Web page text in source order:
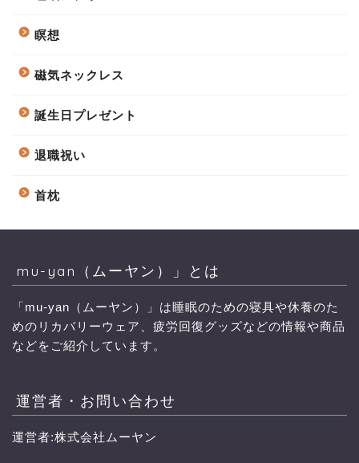
瞑想
磁気ネックレス
誕生日プレゼント
退職祝い
首枕
mu-yan（ムーヤン）」とは
「mu-yan（ムーヤン）」は睡眠のための寝具や休養のた
めのリカバリーウェア、疲労回復グッズなどの情報や商品
などをご紹介しています。
運営者・お問い合わせ
運営者:株式会社ムーヤン